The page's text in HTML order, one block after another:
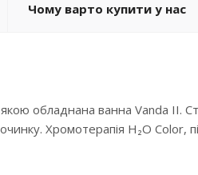
Чому варто купити у нас
обладнана ванна Vanda II.
Хромотерапія H₂O Color,